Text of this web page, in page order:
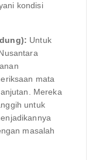
kondisi
Untuk
mata
Mereka
untuk
masalah